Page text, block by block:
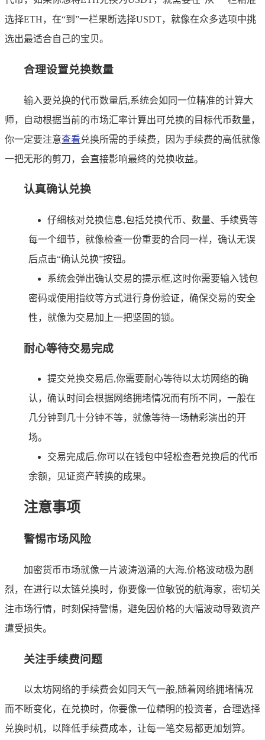
选择ETH，在“到”一栏果断选择USDT，就像在众多选项中挑
选出最适合自己的宝贝。
合理设置兑换数量
输入要兑换的代币数量后,系统会如同一位精准的计算大
师，自动根据当前的市场汇率计算出可兑换的目标代币数量，
你一定要注意查看兑换所需的手续费，因为手续费的高低就像
一把无形的剪刀，会直接影响最终的兑换收益。
认真确认兑换
仔细核对兑换信息,包括兑换代币、数量、手续费等
每一个细节，就像检查一份重要的合同一样，确认无误
后点击“确认兑换”按钮。
系统会弹出确认交易的提示框,这时你需要输入钱包
密码或使用指纹等方式进行身份验证，确保交易的安全
性，就像为交易加上一把坚固的锁。
耐心等待交易完成
提交兑换交易后,你需要耐心等待以太坊网络的确
认，确认时间会根据网络拥堵情况而有所不同，一般在
几分钟到几十分钟不等，就像等待一场精彩演出的开
场。
交易完成后,你可以在钱包中轻松查看兑换后的代币
余额，见证资产转换的成果。
注意事项
警惕市场风险
加密货币市场就像一片波涛汹涌的大海,价格波动极为剧
烈，在进行以太链兑换时，你要像一位敏锐的航海家，密切关
注市场行情，时刻保持警惕，避免因价格的大幅波动导致资产
遭受损失。
关注手续费问题
以太坊网络的手续费会如同天气一般,随着网络拥堵情况
而不断变化，在兑换时，你要像一位精明的投资者，合理选择
兑换时机，以降低手续费成本，让每一笔交易都更加划算。